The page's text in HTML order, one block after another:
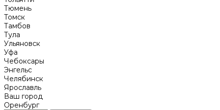
Тюмень
Томск
Тамбов
Тула
Ульяновск
Уфа
Чебоксары
Энгельс
Челябинск
Ярославль
Ваш город
Оренбург